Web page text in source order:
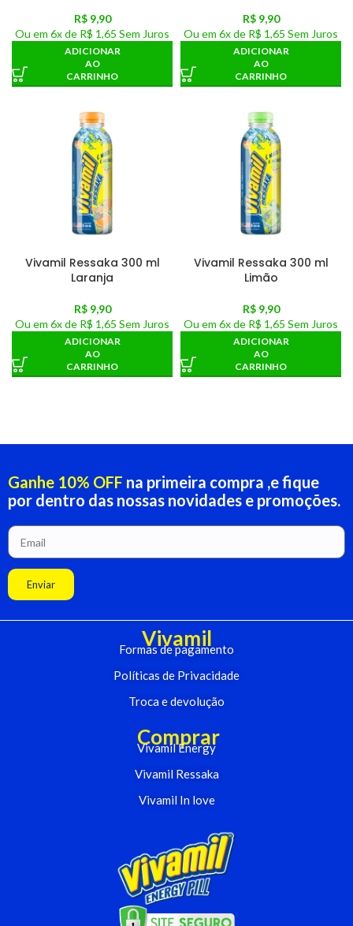
R$9,90
Ou em 6x de R$ 1,65 Sem Juros
ADICIONAR
AO
CARRINHO
R$9,90
Ou em 6x de R$ 1,65 Sem Juros
ADICIONAR
AO
CARRINHO
Vivamil Ressaka 300 ml
Laranja
R$9,90
Ou em 6x de R$ 1,65 Sem Juros
ADICIONAR
AO
CARRINHO
Vivamil Ressaka 300 ml
Limão
R$9,90
Ou em 6x de R$ 1,65 Sem Juros
ADICIONAR
AO
CARRINHO
Ganhe 10% OFF na primeira compra ,e fique
por dentro das nossas novidades e promoções.
Enviar
Vivamil
Formas de pagamento
Políticas de Privacidade
Troca e devolução
Comprar
Vivamil Energy
Vivamil Ressaka
Vivamil In love